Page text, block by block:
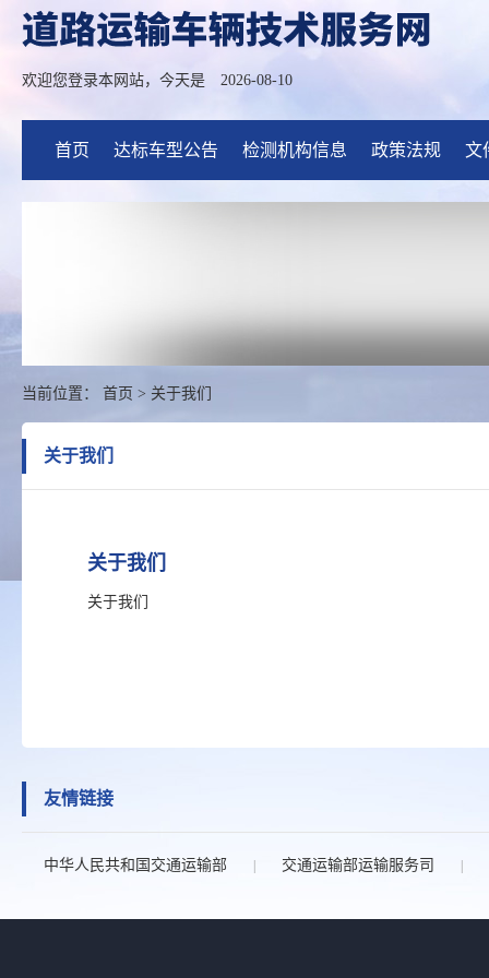
欢迎您登录本网站，今天是 2026-08-10
首页 达标车型公告 检测机构信息 政策法规 文
当前位置： 首页 > 关于我们
关于我们
关于我们
关于我们
友情链接
中华人民共和国交通运输部 交通运输部运输服务司